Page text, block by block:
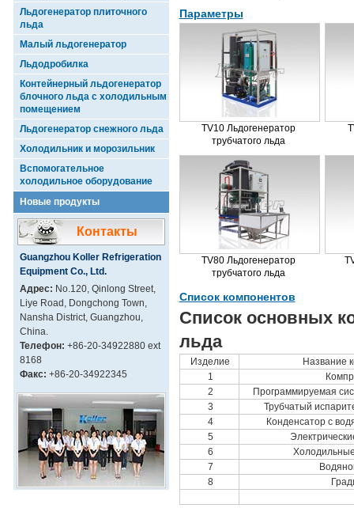
Льдогенератор плиточного
льда
Малый льдогенератор
Льдодробилка
Контейнерный льдогенератор
блочного льда с холодильным
помещением
Льдогенератор снежного льда
Холодильник и морозильник
Вспомогательное
холодильное оборудование
Новые продукты
Контакты
Guangzhou Koller Refrigeration
Equipment Co., Ltd.
Адрес: No.120, Qinlong Street,
Liye Road, Dongchong Town,
Nansha District, Guangzhou,
China.
Телефон: +86-20-34922880 ext
8168
Факс: +86-20-34922345
Параметры
TV10 Льдогенератор
трубчатого льда
TV80 Льдогенератор
трубчатого льда
Список компонентов
Список основных
льда
Изделие
Название
1
2
Программируемая
3
Трубчатый
4
Конденсатор с
5
6
7
8